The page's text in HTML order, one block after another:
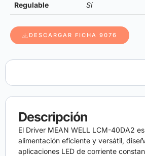
Regulable Sí
DESCARGAR FICHA 9076
Descripción
El Driver MEAN WELL LCM-40DA2
alimentación eficiente y versátil,
aplicaciones LED de corriente